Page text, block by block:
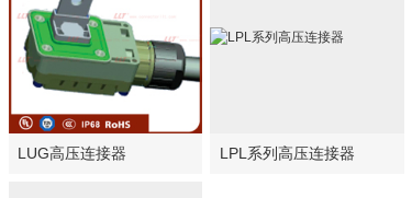
联系我们
LUG高压连接器 LPL系列高压连接器